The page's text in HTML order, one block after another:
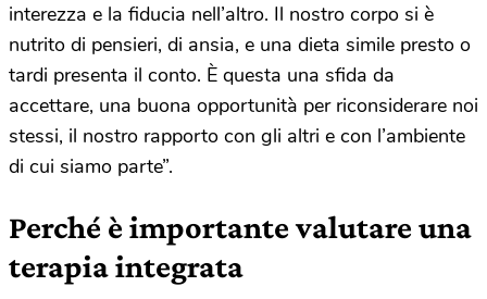
interezza e la fiducia nell’altro. Il nostro corpo si è
nutrito di pensieri, di ansia, e una dieta simile presto o
tardi presenta il conto. È questa una sfida da
accettare, una buona opportunità per riconsiderare noi
stessi, il nostro rapporto con gli altri e con l’ambiente
di cui siamo parte”.
Perché è importante valutare una
terapia integrata